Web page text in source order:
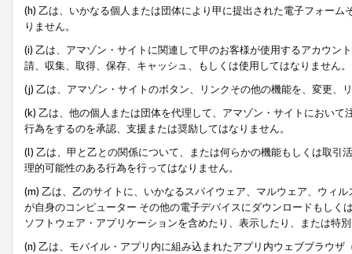
(h) 乙は、いかなる個人または団体により甲に提出された電子フォー
りません。
(i) 乙は、アマゾン・サイトに関連して甲のお客様が使用するアカウン
請、収集、取得、保存、キャッシュ、もしくは使用してはなりません。
(j) 乙は、アマゾン・サイトのボタン、リンクその他の機能を、変更、
(k) 乙は、他の個人または団体を代理して、アマゾン・サイトにおい
行為をするのを承認、支援または奨励してはなりません。
(l) 乙は、甲と乙との関係について、または何らかの機能もしくは取
理的可能性のある行為を行ってはなりません。
(m) 乙は、乙のサイトに、いかなるスパイウェア、マルウェア、ウィ
が自身のコンピューター その他の電子デバイスにダウンロードもし
ソフトウェア・アプリケーションを含めたり、表示したり、または特
(n) 乙は、モバイル・アプリ内に組み込まれたアプリ内ウェブブラウ